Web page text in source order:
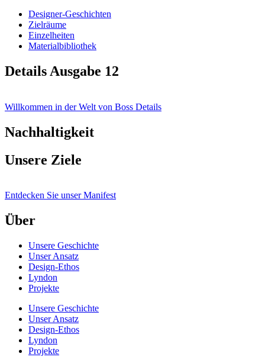
Designer-Geschichten
Zielräume
Einzelheiten
Materialbibliothek
Details Ausgabe 12
Willkommen in der Welt von Boss Details
Nachhaltigkeit
Unsere Ziele
Entdecken Sie unser Manifest
Über
Unsere Geschichte
Unser Ansatz
Design-Ethos
Lyndon
Projekte
Unsere Geschichte
Unser Ansatz
Design-Ethos
Lyndon
Projekte